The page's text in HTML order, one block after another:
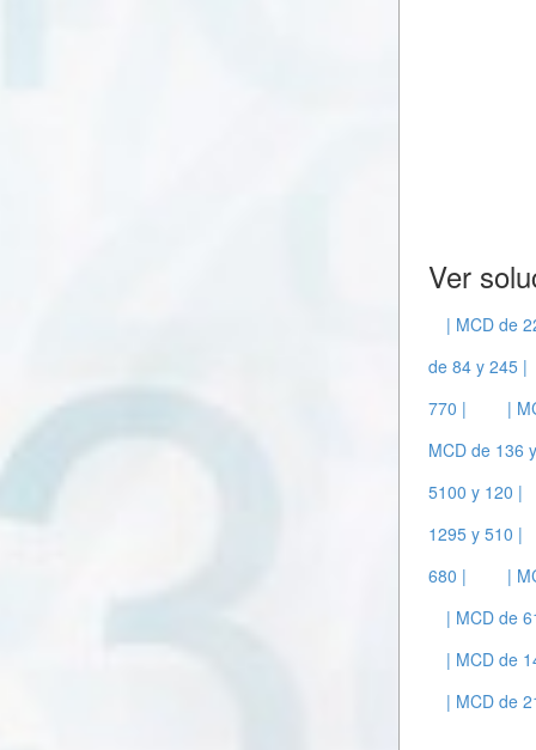
Ver
| MCD de
de 84 y 245 |
770 |
|
MCD de 136
5100 y 120 |
1295 y 510 |
680 |
|
| MCD de
| MCD de
| MCD de